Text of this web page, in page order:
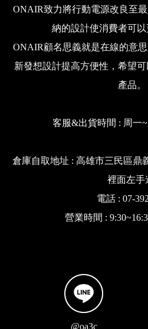
ONAIR致力將行動電源改良至
納的設計使消費者可以
ONAIR顧名思義就是在線的意
新發想設計提高方便性，希望
產品。
客服&出貨時間 : 周一~
倉庫自取地址 : 高雄市三民區鼎
裡面左手
電話 : 07-
營業時間 :
@oa3c